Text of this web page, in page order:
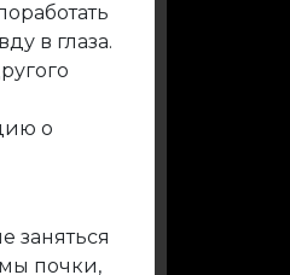
в глаза.
о
заняться
почки,